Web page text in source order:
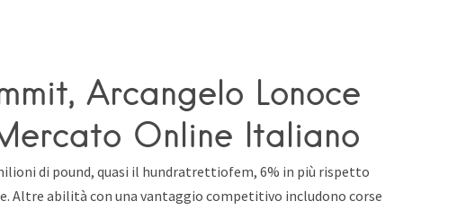
Arcangelo Lonoce
Online Italiano
di pound, quasi il hundratrettiofem, 6% in più rispetto
Altre abilità con una vantaggio competitivo includono corse